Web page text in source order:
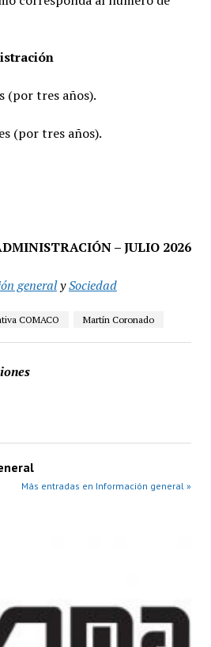
(por tres años).
(por tres años).
– JULIO 2026
generalySociedad
COMACO Martín Coronado
Más entradas en Información general »